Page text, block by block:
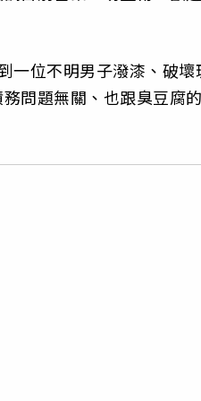
一位不明男子潑漆、破壞
問題無關、也跟臭豆腐